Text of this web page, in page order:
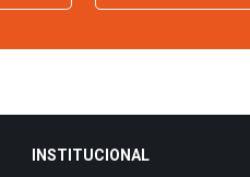
INSTITUCIONAL